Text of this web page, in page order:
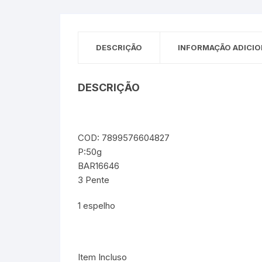
Segurança
Presentes
RemédioDESCRIÇÃO INFORMAÇÃO
DESCRIÇÃO
COD: 7899576604827
P:50g
BAR16646
3 Pente
1 espelho
Item Incluso